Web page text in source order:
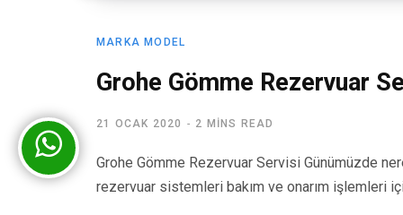
MARKA MODEL
Grohe Gömme Rezervuar
21 OCAK 2020 2 MINS READ
Grohe Gömme Rezervuar Servisi Günümüzde
rezervuar sistemleri bakım ve onarım işlemleri